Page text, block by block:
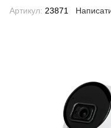
Артикул: 23871